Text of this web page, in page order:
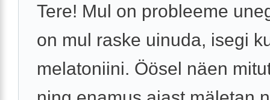
Tere! Mul on probleeme
on mul raske uinuda, isegi
melatoniini. Öösel näen